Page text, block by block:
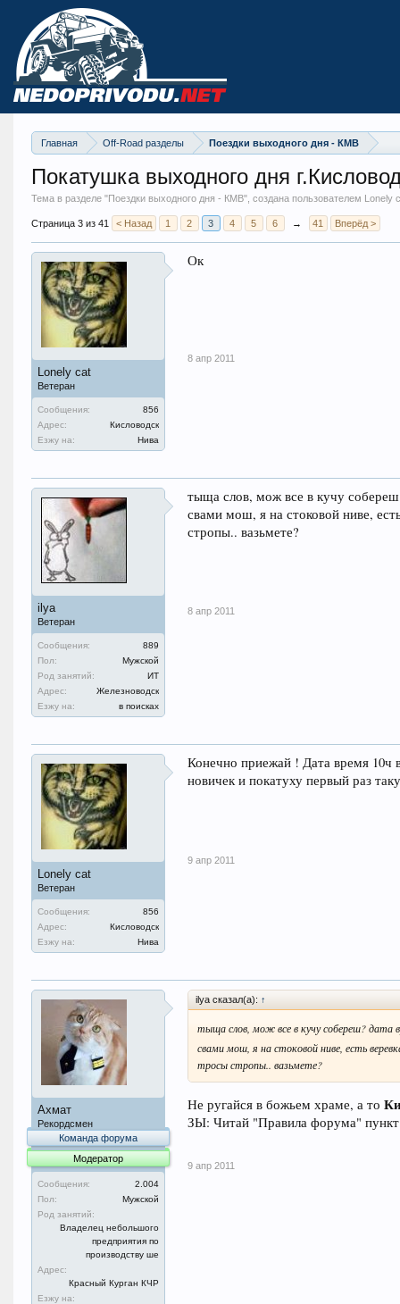
Главная Off-Road разделы Поездки выходного дня - КМВ
Покатушка выходного дня
Тема в разделе "Поездки выходного дня - КМВ", создана пользователем Lonely
Страница 3 из 41 < Назад 1 2 3 4 5 6 → 41 Вперёд >
Lonely cat
Ветеран
Сообщения:
856
Адрес:
Кисловодск
Езжу на:
Нива
Ок
8 апр 2011
ilya
Ветеран
Сообщения:
889
Пол:
Мужской
Род занятий:
ИТ
Адрес:
Железноводск
Езжу на:
в поисках
тыща слов, мож все в кучу
свами мош, я на стоковой ниве,
стропы.. вазьмете?
8 апр 2011
Lonely cat
Ветеран
Сообщения:
856
Адрес:
Кисловодск
Езжу на:
Нива
Конечно приежай ! Дата время 10ч
новичек и покатуху первый раз
9 апр 2011
Ахмат
Рекордсмен
Команда форума
Модератор
Сообщения:
2.004
Пол:
Мужской
Род занятий:
Владелец небольшого
предприятия по
производству ше
Адрес:
Красный Курган КЧР
Езжу на:
ilya сказал(а): ↑
тыща слов, мож все в кучу собереш? дата
свами мош, я на стоковой ниве, есть
тросы стропы.. вазьмете?
Не ругайся в божьем храме, а то
ЗЫ: Читай "Правила форума" пункт
9 апр 2011